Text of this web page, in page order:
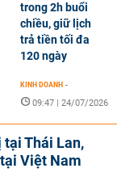
trong 2h buổi
chiều, giữ lịch
trả tiền tối đa
120 ngày
KINH DOANH -
09:47 | 24/07/2026
tại Thái Lan,
tại Việt Nam